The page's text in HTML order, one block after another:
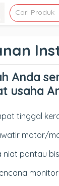
Anda
usaha
tinggal
motor/
niat pantau